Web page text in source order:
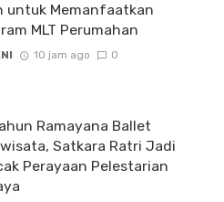
untuk Memanfaatkan
MLT Perumahan
10 jam ago 0
Ramayana Ballet
Satkara Ratri Jadi
Perayaan Pelestarian